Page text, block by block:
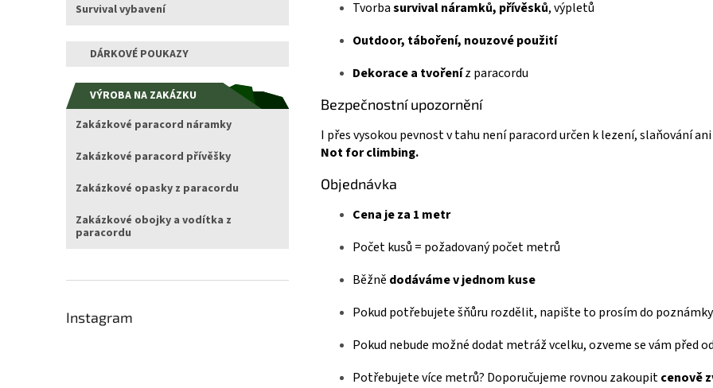
Survival vybavení
DÁRKOVÉ POUKAZY
VÝROBA NA ZAKÁZKU
Zakázkové paracord náramky
Zakázkové paracord přívěšky
Zakázkové opasky z paracordu
Zakázkové obojky a vodítka z
paracordu
Instagram
Tvorbasurvival náramků, přívěsků, výpletů
Outdoor, táboření, nouzové použití
Dekorace a tvořeníz paracordu
Bezpečnostní upozornění
I přes vysokou pevnost v tahu není paracord určen k lezení, slaňování
Not for climbing.
Objednávka
Cena je za 1 metr
Počet kusů = požadovaný počet metrů
Běžně dodáváme v jednom kuse
Pokud potřebujete šňůru rozdělit, napište to prosím do
Pokud nebude možné dodat metráž vcelku, ozveme se vám před
Potřebujete více metrů? Doporučujeme rovnou zakoupitcenově